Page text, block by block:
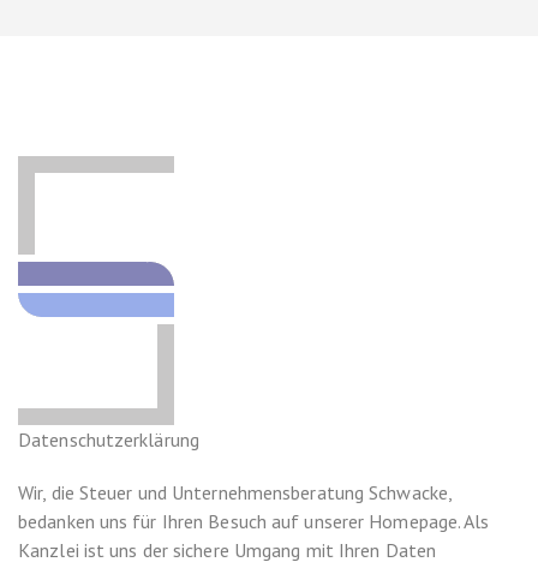
Datenschutzerklärung
Wir, die Steuer und Unternehmensberatung Schwacke,
bedanken uns für Ihren Besuch auf unserer Homepage. Als
Kanzlei ist uns der sichere Umgang mit Ihren Daten